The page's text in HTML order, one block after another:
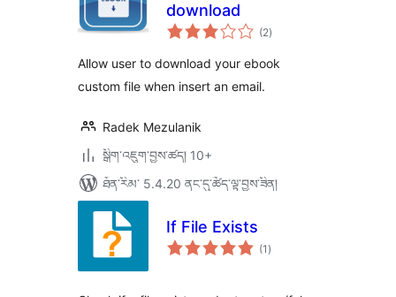
download
(2གདེང་
འཇོག་
ཚང་།
)
Allow user to download your ebook
custom file when insert an email.
Radek Mezulanik
སྒྲིག་འཇུག་བྱས་ཚད། 10+
ཐོན་རིམ་ 5.4.20 ནང་དུ་ཚོད་ལྟ་བྱས་ཟིན།
If File Exists
(1 གདེང་
འཇོག་
)